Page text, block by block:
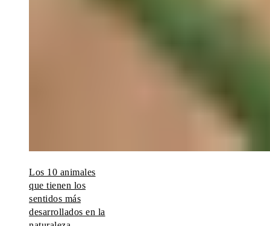
Los 10 animales
que tienen los
sentidos más
desarrollados en la